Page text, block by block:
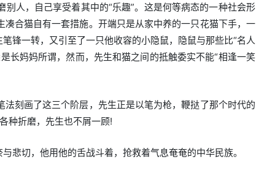
人，自己享受着其中的“乐趣”。这是何等病态的一种社会形
合猫自有一套措施。开端只是从家中养的一只花猫下手，一
锋一转，又引至了一只他收容的小隐鼠，隐鼠与那些比“名人
长妈妈所谓，然而，先生和猫之间的抵触委实不能“相逢一笑
刻画了这三个阶层，先生正是以笔为枪，鞭挞了那个时代的
种折磨，先生也不屑一顾!
悲切，他用他的舌战斗着，抢救着气息奄奄的中华民族。